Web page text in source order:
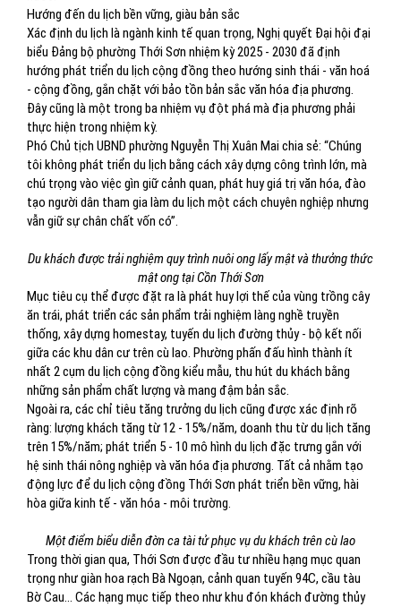
Hướng đến du lịch bền vững, giàu bản sắc
Xác định du lịch là ngành kinh tế quan trọng, Nghị quyết Đại hội đại
biểu Đảng bộ phường Thới Sơn nhiệm kỳ 2025 - 2030 đã định
hướng phát triển du lịch cộng đồng theo hướng sinh thái - văn hoá
- cộng đồng, gắn chặt với bảo tồn bản sắc văn hóa địa phương.
Đây cũng là một trong ba nhiệm vụ đột phá mà địa phương phải
thực hiện trong nhiệm kỳ.
Phó Chủ tịch UBND phường Nguyễn Thị Xuân Mai chia sẻ: “Chúng
tôi không phát triển du lịch bằng cách xây dựng công trình lớn, mà
chú trọng vào việc gìn giữ cảnh quan, phát huy giá trị văn hóa, đào
tạo người dân tham gia làm du lịch một cách chuyên nghiệp nhưng
vẫn giữ sự chân chất vốn có”.
Du khách được trải nghiệm quy trình nuôi ong lấy mật và thưởng thức
mật ong tại Cồn Thới Sơn
Mục tiêu cụ thể được đặt ra là phát huy lợi thế của vùng trồng cây
ăn trái, phát triển các sản phẩm trải nghiệm làng nghề truyền
thống, xây dựng homestay, tuyến du lịch đường thủy - bộ kết nối
giữa các khu dân cư trên cù lao. Phường phấn đấu hình thành ít
nhất 2 cụm du lịch cộng đồng kiểu mẫu, thu hút du khách bằng
những sản phẩm chất lượng và mang đậm bản sắc.
Ngoài ra, các chỉ tiêu tăng trưởng du lịch cũng được xác định rõ
ràng: lượng khách tăng từ 12 - 15%/năm, doanh thu từ du lịch tăng
trên 15%/năm; phát triển 5 - 10 mô hình du lịch đặc trưng gắn với
hệ sinh thái nông nghiệp và văn hóa địa phương. Tất cả nhằm tạo
động lực để du lịch cộng đồng Thới Sơn phát triển bền vững, hài
hòa giữa kinh tế - văn hóa - môi trường.
Một điểm biểu diễn đờn ca tài tử phục vụ du khách trên cù lao
Trong thời gian qua, Thới Sơn được đầu tư nhiều hạng mục quan
trọng như giàn hoa rạch Bà Ngoạn, cảnh quan tuyến 94C, cầu tàu
Bờ Cau… Các hạng mục tiếp theo như khu đón khách đường thủy